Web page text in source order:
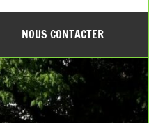
NOUS CONTACTER